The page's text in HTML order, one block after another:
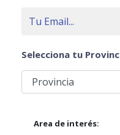
Selecciona tu
Area de interés: